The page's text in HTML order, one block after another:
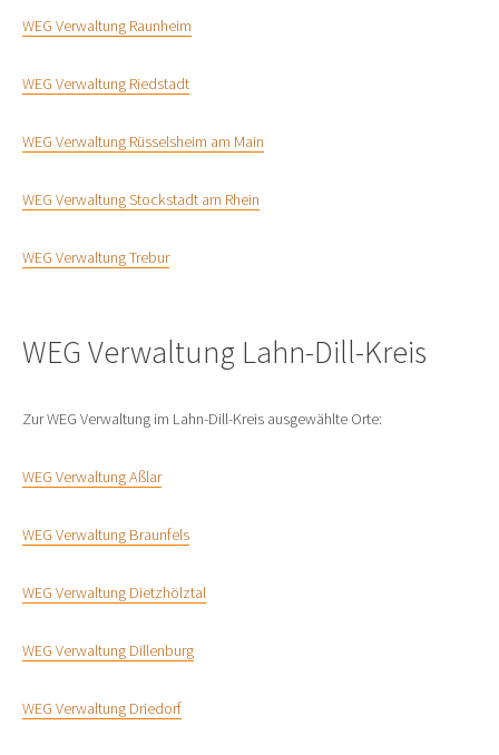
WEG Verwaltung Raunheim
WEG Verwaltung Riedstadt
WEG Verwaltung Rüsselsheim am Main
WEG Verwaltung Stockstadt am Rhein
WEG Verwaltung Trebur
WEG Verwaltung Lahn-Dill-Kreis
Zur WEG Verwaltung im Lahn-Dill-Kreis ausgewählte Orte:
WEG Verwaltung Aßlar
WEG Verwaltung Braunfels
WEG Verwaltung Dietzhölztal
WEG Verwaltung Dillenburg
WEG Verwaltung Driedorf